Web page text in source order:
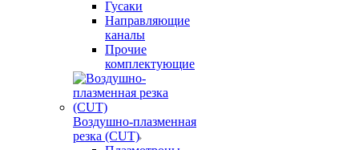
Гусаки
Направляющие
каналы
Прочие
комплектующие
Воздушно-плазменная
резка (CUT)